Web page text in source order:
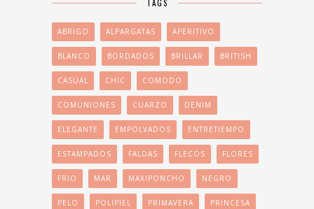
TAGS
ABRIGO ALPARGATAS APERITIVO
BLANCO BORDADOS BRILLAR BRITISH
CASUAL CHIC COMODO
COMUNIONES CUARZO DENIM
ELEGANTE EMPOLVADOS ENTRETIEMPO
ESTAMPADOS FALDAS FLECOS FLORES
FRIO MAR MAXIPONCHO NEGRO
PELO POLIPIEL PRIMAVERA PRINCESA